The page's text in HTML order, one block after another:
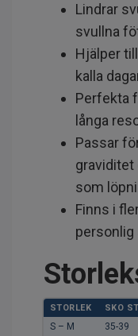
Lindrar
svullna
Hjälper
kalla
Perfekta
långa
Passar
som
Finns i
personlig
STORLEK SKO
S – M 35-39